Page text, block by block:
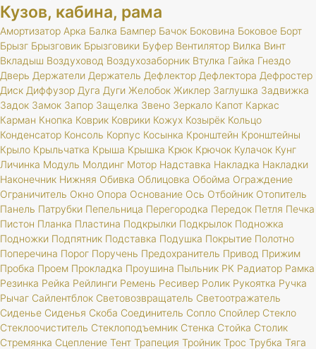
Кузов, кабина, рама
Амортизатор Арка Балка Бампер Бачок Боковина Боковое Борт
Брызг Брызговик Брызговики Буфер Вентилятор Вилка Винт
Вкладыш Воздуховод Воздухозаборник Втулка Гайка Гнездо
Дверь Держатели Держатель Дефлектор Дефлектора Дефростер
Диск Диффузор Дуга Дуги Желобок Жиклер Заглушка Задвижка
Задок Замок Запор Защелка Звено Зеркало Капот Каркас
Карман Кнопка Коврик Коврики Кожух Козырёк Кольцо
Конденсатор Консоль Корпус Косынка Кронштейн Кронштейны
Крыло Крыльчатка Крыша Крышка Крюк Крючок Кулачок Кунг
Личинка Модуль Молдинг Мотор Надставка Накладка Накладки
Наконечник Нижняя Обивка Облицовка Обойма Ограждение
Ограничитель Окно Опора Основание Ось Отбойник Отопитель
Панель Патрубки Пепельница Перегородка Передок Петля Печка
Пистон Планка Пластина Подкрылки Подкрылок Подножка
Подножки Подпятник Подставка Подушка Покрытие Полотно
Поперечина Порог Поручень Предохранитель Привод Прижим
Пробка Проем Прокладка Проушина Пыльник РК Радиатор Рамка
Резинка Рейка Рейлинги Ремень Ресивер Ролик Рукоятка Ручка
Рычаг Сайлентблок Световозвращатель Светоотражатель
Сиденье Сиденья Скоба Соединитель Сопло Спойлер Стекло
Стеклоочиститель Стеклоподъемник Стенка Стойка Столик
Стремянка Сцепление Тент Трапеция Тройник Трос Трубка Тяга